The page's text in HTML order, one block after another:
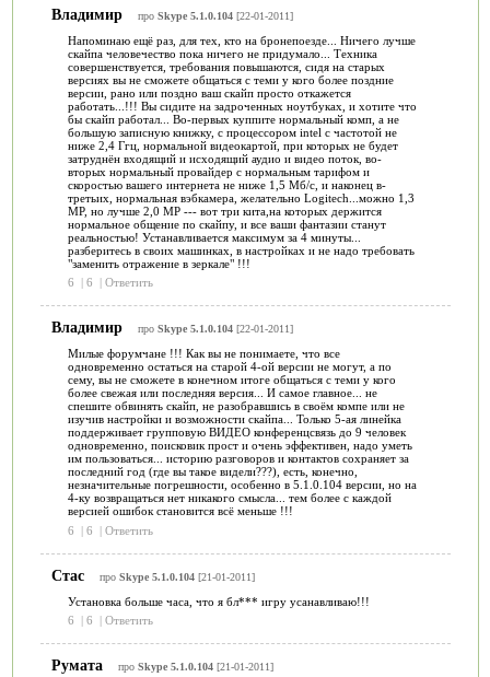
Владимир про Skype 5.1.0.104[22-01-2011]
Напоминаю ещё раз, для тех, кто на бронепоезде... Ничего лучше
скайпа человечество пока ничего не придумало... Техника
совершенствуется, требования повышаются, сидя на старых
версиях вы не сможете общаться с теми у кого более поздние
версии, рано или поздно ваш скайп просто откажется
работать...!!! Вы сидите на задроченных ноутбуках, и хотите что
бы скайп работал... Во-первых куппите нормальный комп, а не
большую записную книжку, с процессором intel с частотой не
ниже 2,4 Ггц, нормальной видеокартой, при которых не будет
затруднён входящий и исходящий аудио и видео поток, во-
вторых нормальный провайдер с нормальным тарифом и
скоростью вашего интернета не ниже 1,5 Мб/с, и наконец в-
третьих, нормальная вэбкамера, желательно Logitech...можно 1,3
МР, но лучше 2,0 МР --- вот три кита,на которых держится
нормальное общение по скайпу, и все ваши фантазии станут
реальностью! Устанавливается максимум за 4 минуты...
разберитесь в своих машинках, в настройках и не надо требовать
"заменить отражение в зеркале" !!!
6
| 6 | Ответить
Владимир про Skype 5.1.0.104[22-01-2011]
Милые форумчане !!! Как вы не понимаете, что все
одновременно остаться на старой 4-ой версии не могут, а по
сему, вы не сможете в конечном итоге общаться с теми у кого
более свежая или последняя версия... И самое главное... не
спешите обвинять скайп, не разобравшись в своём компе или не
изучив настройки и возможности скайпа... Только 5-ая линейка
поддерживает групповую ВИДЕО конференцсвязь до 9 человек
одновременно, поисковик прост и очень эффективен, надо уметь
им пользоваться... историю разговоров и контактов сохраняет за
последний год (где вы такое видели???), есть, конечно,
незначительные погрешности, особенно в 5.1.0.104 версии, но на
4-ку возвращаться нет никакого смысла... тем более с каждой
версией ошибок становится всё меньше !!!
6
| 6 | Ответить
Стас про Skype 5.1.0.104[21-01-2011]
Установка больше часа, что я бл*** игру усанавливаю!!!
6
| 6 | Ответить
Румата про Skype 5.1.0.104[21-01-2011]